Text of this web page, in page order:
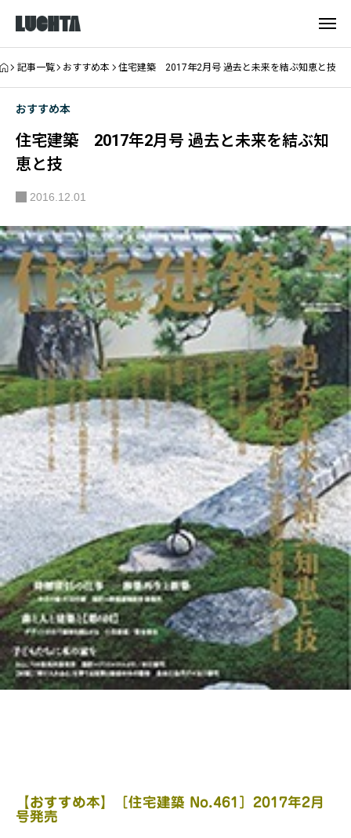
記事一覧 おすすめ本 住宅建築 2017年2月号 過去と未来を結ぶ知恵と技
おすすめ本
住宅建築 2017年2月号 過去と未来を結ぶ知
恵と技
2016.12.01
【おすすめ本】［住宅建築 No.461］2017年2月
号発売